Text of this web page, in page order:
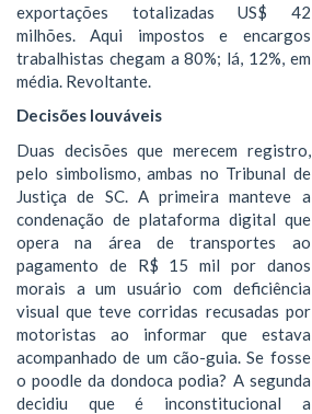
exportações totalizadas US$ 42
milhões. Aqui impostos e encargos
trabalhistas chegam a 80%; lá, 12%, em
média. Revoltante.
Decisões louváveis
Duas decisões que merecem registro,
pelo simbolismo, ambas no Tribunal de
Justiça de SC. A primeira manteve a
condenação de plataforma digital que
opera na área de transportes ao
pagamento de R$ 15 mil por danos
morais a um usuário com deficiência
visual que teve corridas recusadas por
motoristas ao informar que estava
acompanhado de um cão-guia. Se fosse
o poodle da dondoca podia? A segunda
decidiu que é inconstitucional a